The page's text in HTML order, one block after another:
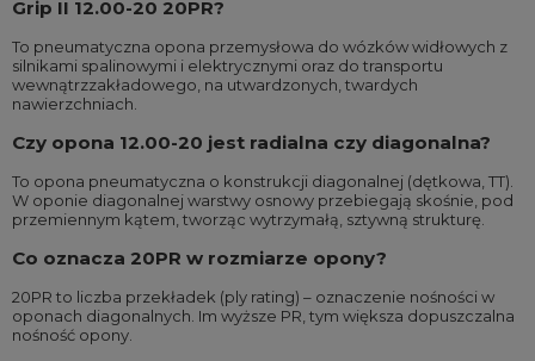
Grip II 12.00-20 20PR?
To pneumatyczna opona przemysłowa do wózków widłowych z
silnikami spalinowymi i elektrycznymi oraz do transportu
wewnątrzzakładowego, na utwardzonych, twardych
nawierzchniach.
Czy opona 12.00-20 jest radialna czy diagonalna?
To opona pneumatyczna o konstrukcji diagonalnej (dętkowa, TT).
W oponie diagonalnej warstwy osnowy przebiegają skośnie, pod
przemiennym kątem, tworząc wytrzymałą, sztywną strukturę.
Co oznacza 20PR w rozmiarze opony?
20PR to liczba przekładek (ply rating) – oznaczenie nośności w
oponach diagonalnych. Im wyższe PR, tym większa dopuszczalna
nośność opony.